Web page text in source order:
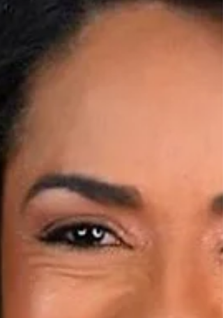
Cidade Universitária, em Maceió, o terreiro
reafirma seu papel como importante
de preservação espiritual, cultural e
comunitária, ampliando suas ações voltadas
ao acolhimento e à valorização da